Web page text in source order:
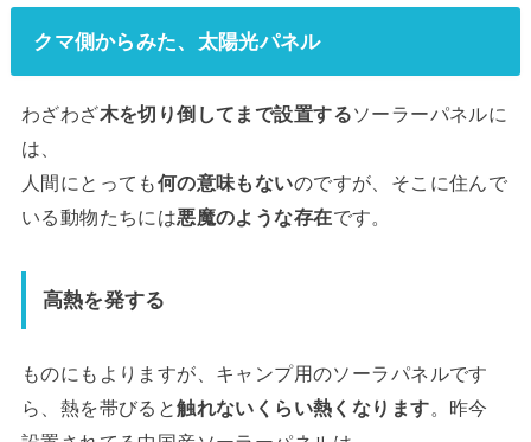
クマ側からみた、太陽光パネル
わざわざ木を切り倒してまで設置するソーラーパネルに
は、
人間にとっても何の意味もないのですが、そこに住んで
いる動物たちには悪魔のような存在です。
高熱を発する
ものにもよりますが、キャンプ用のソーラパネルです
ら、熱を帯びると触れないくらい熱くなります。昨今